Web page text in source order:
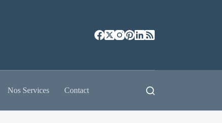
Nos Services Contact